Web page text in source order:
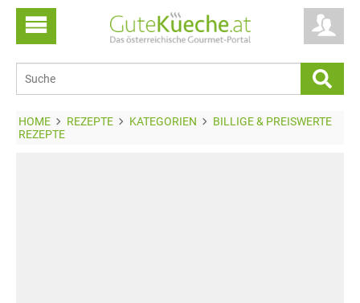
HOME REZEPTE KATEGORIEN
BILLIGE & PREISWERTE
REZEPTE